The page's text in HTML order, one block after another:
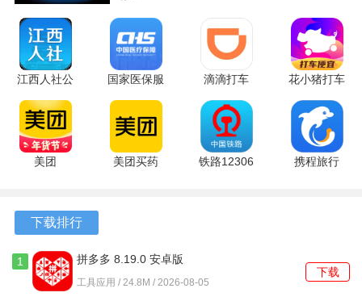
晰捕捉到画面，确保用户在任何时刻都能监控家中情况。
4、便捷的视频回放
况，还是回顾重要时刻，操作都十分便捷。
软件功能
2、智能警报系统能够自动识别异常情况，并及时向用户发送
警报，帮助用户快速反应。
3、高清画质技术确保监控画面清晰流畅，用户能够清晰地看
江西人社公
共服务平台
正式版
v1.9.1 安卓
版
国家医保服
务平台
1.3.30.8100
最新版
滴滴打车
app 8.0.6
最新版
花小猪打车
1.14.4 官方
美团
美团买药
铁路12306
携程旅行
下载排行
1 拼多多 8.19.0 安卓版
工具应用 / 24.8M / 2026-08-05
下载